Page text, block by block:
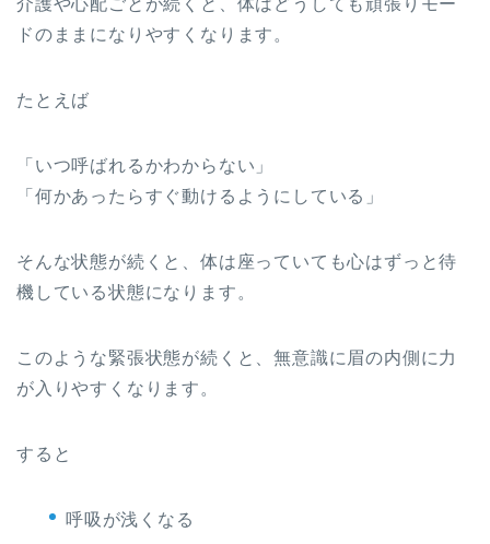
介護や心配ごとが続くと、体はどうしても頑張りモー
ドのままになりやすくなります。
たとえば
「いつ呼ばれるかわからない」
「何かあったらすぐ動けるようにしている」
そんな状態が続くと、体は座っていても心はずっと待
機している状態になります。
このような緊張状態が続くと、無意識に眉の内側に力
が入りやすくなります。
すると
呼吸が浅くなる